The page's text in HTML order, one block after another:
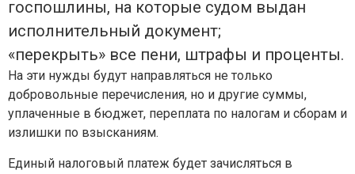
госпошлины, на которые судом выдан
исполнительный документ;
«перекрыть» все пени, штрафы и проценты.
На эти нужды будут направляться не только
добровольные перечисления, но и другие суммы,
уплаченные в бюджет, переплата по налогам и сборам и
излишки по взысканиям.
Единый налоговый платеж будет зачисляться в